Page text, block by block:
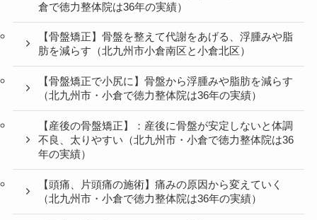
倉で徳力整体院は36年の実績）
【骨盤矯正】骨盤を整えて代謝をあげる、浮腫みや脂
肪を減らす（北九州市小倉南区と小倉北区）
【骨盤矯正で小尻に】骨盤から浮腫みや脂肪を減らす
（北九州市・小倉で徳力整体院は36年の実績）
【産後の骨盤矯正】：産後に骨盤が安定しないと体調
不良、太りやすい（北九州市・小倉で徳力整体院は36
年の実績）
【頭痛、片頭痛の施術】痛みの原因から変えていく
（北九州市・小倉で徳力整体院は36年の実績）